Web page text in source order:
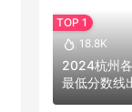
18.8K
2024杭州
最低分数线